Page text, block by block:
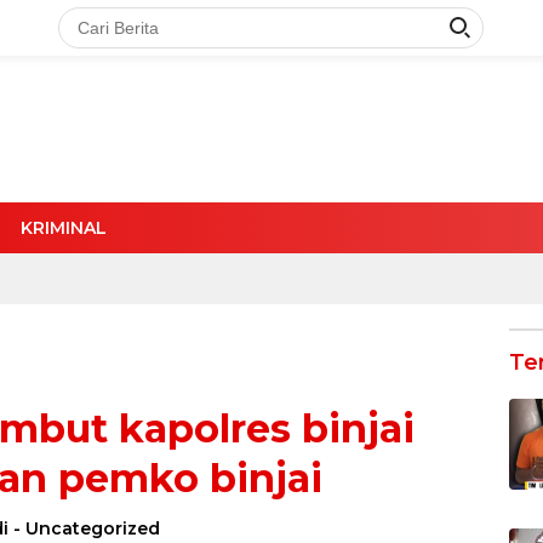
KRIMINAL
kapolres binjai
pemko binjai
- Uncategorized